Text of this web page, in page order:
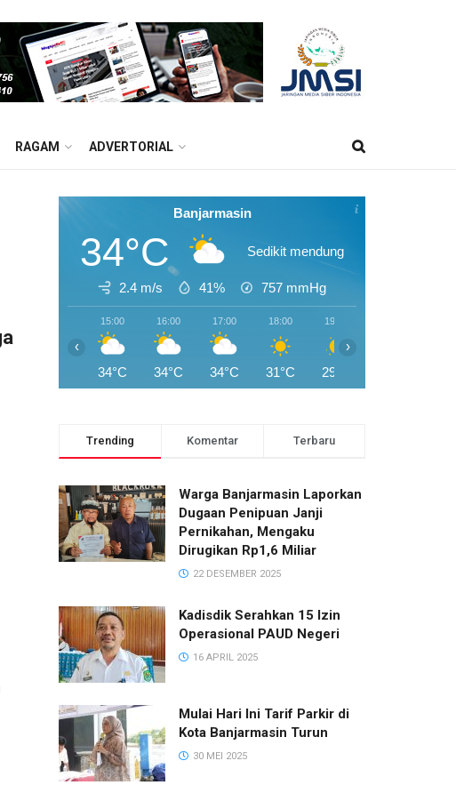
RAGAM ADVERTORIAL
Banjarmasin
34°C Sedikit mendung
2.4 m/s 41% 757 mmHg
15:00
34°C
16:00
34°C
17:00
34°C
18:00
31°C
19:00
29°C
‹ ›
Trending Komentar Terbaru
Warga Banjarmasin Laporkan
Dugaan Penipuan Janji
Pernikahan, Mengaku
Dirugikan Rp1,6 Miliar
22 DESEMBER 2025
Kadisdik Serahkan 15 Izin
Operasional PAUD Negeri
16 APRIL 2025
Mulai Hari Ini Tarif Parkir di
Kota Banjarmasin Turun
30 MEI 2025